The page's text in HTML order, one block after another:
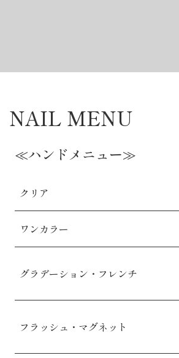
NAIL MENU
≪ハンドメニュー≫
クリア
ワンカラー
グラデーション・フレンチ
フラッシュ・マグネット